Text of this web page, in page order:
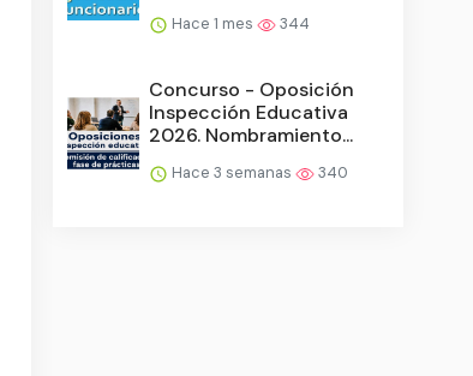
Hace 1 mes 344
Concurso - Oposición
Inspección Educativa
2026. Nombramiento...
Hace 3 semanas 340